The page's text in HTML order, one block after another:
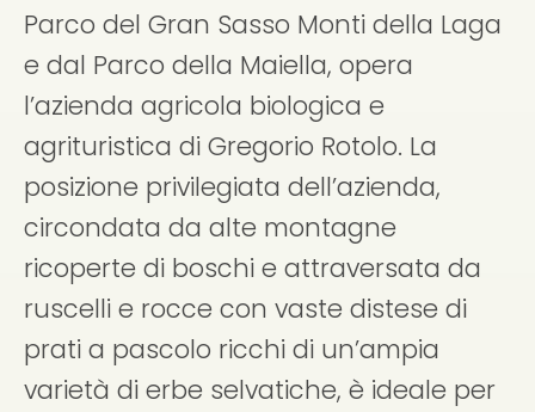
Parco del Gran Sasso Monti della Laga
e dal Parco della Maiella, opera
l’azienda agricola biologica e
agrituristica di Gregorio Rotolo. La
posizione privilegiata dell’azienda,
circondata da alte montagne
ricoperte di boschi e attraversata da
ruscelli e rocce con vaste distese di
prati a pascolo ricchi di un’ampia
varietà di erbe selvatiche, è ideale per